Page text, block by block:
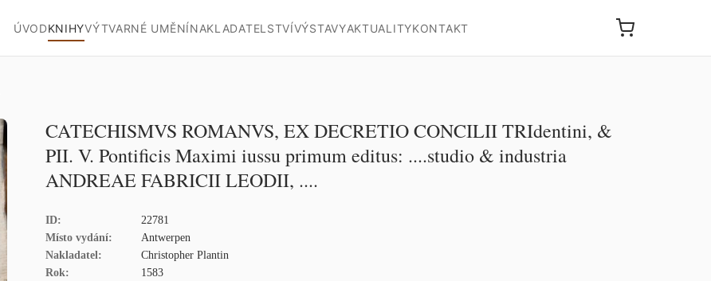
ÚVODKNIHYVÝTVARNÉ UMĚNÍNAKLADATELSTVÍVÝSTAVYAKTUALITYKONTAKT
CATECHISMVS ROMANVS, EX DECRETIO CONCILII TRIdentini, &
PII. V. Pontificis Maximi iussu primum editus: ....studio & industria
ANDREAE FABRICII LEODII, ....
ID:
22781
Místo vydání:
Antwerpen
Nakladatel:
Christopher Plantin
Rok:
1583